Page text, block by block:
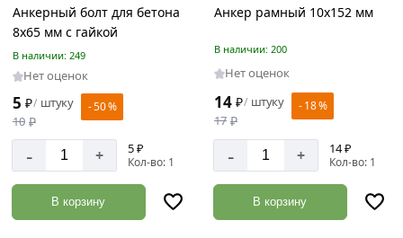
Анкерный болт для бетона
8х65 мм с гайкой
В наличии: 249
Нет оценок
5 ₽/ штуку
10 ₽
- 50 %
- + 5 ₽
Кол-во: 1
В корзину
Анкер рамный 10х152 мм
В наличии: 200
Нет оценок
14 ₽/ штуку
17 ₽
- 18 %
- + 14 ₽
Кол-во: 1
В корзину